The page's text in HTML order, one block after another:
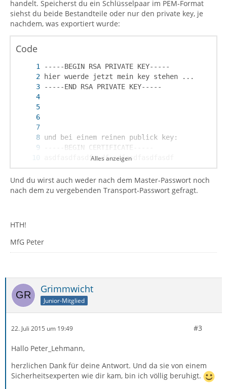
handelt. Speicherst du ein Schlüsselpaar im PEM-Format
siehst du beide Bestandteile oder nur den private key, je
nachdem, was exportiert wurde:
Code
-----END CERTIFICATE-----
Alles anzeigen
Und du wirst auch weder nach dem Master-Passwort noch
nach dem zu vergebenden Transport-Passwort gefragt.
HTH!
MfG Peter
Grimmwicht
Junior-Mitglied
22. Juli 2015 um 19:49 #3
Hallo Peter_Lehmann,
herzlichen Dank für deine Antwort. Und da sie von einem
Sicherheitsexperten wie dir kam, bin ich völlig beruhigt.